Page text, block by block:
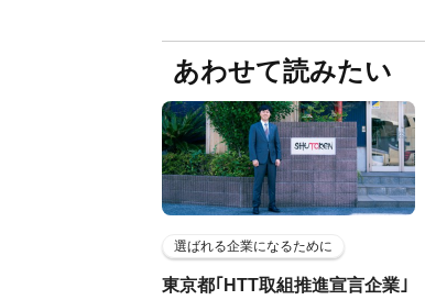
あわせて読みたい
選ばれる企業になるために
東京都｢HTT取組推進宣言企業｣